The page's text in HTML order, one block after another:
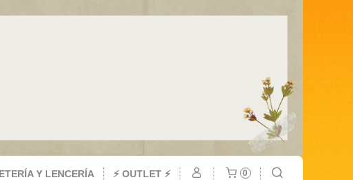
Y LENCERÍA ⚡ OUTLET ⚡ 0